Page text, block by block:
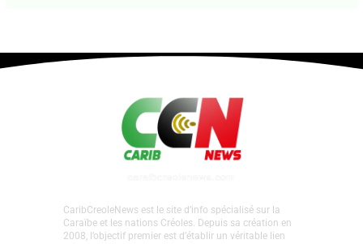
CaribCreoleNews est le site d’info spécialisé sur la
Caraïbe et les nations Créoles. Depuis sa création en
2008, l’objectif premier est d’établir un véritable lien